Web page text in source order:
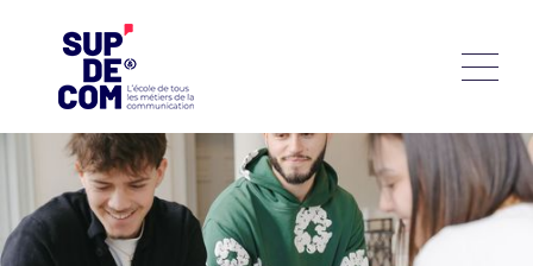
Conditions générales - inscription à la « candidature en
ligne »